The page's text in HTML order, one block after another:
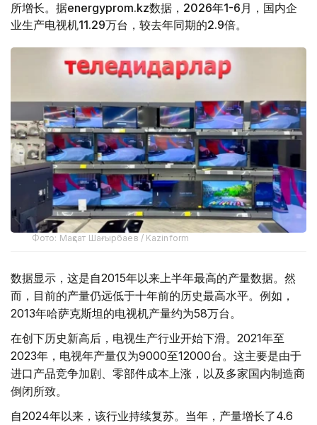
所增长。据energyprom.kz数据，2026年1-6月，国内企
业生产电视机11.29万台，较去年同期的2.9倍。
Фото: Мақсат Шағырбаев / Kazinform
数据显示，这是自2015年以来上半年最高的产量数据。然
而，目前的产量仍远低于十年前的历史最高水平。例如，
2013年哈萨克斯坦的电视机产量约为58万台。
在创下历史新高后，电视生产行业开始下滑。2021年至
2023年，电视年产量仅为9000至12000台。这主要是由于
进口产品竞争加剧、零部件成本上涨，以及多家国内制造商
倒闭所致。
自2024年以来，该行业持续复苏。当年，产量增长了4.6